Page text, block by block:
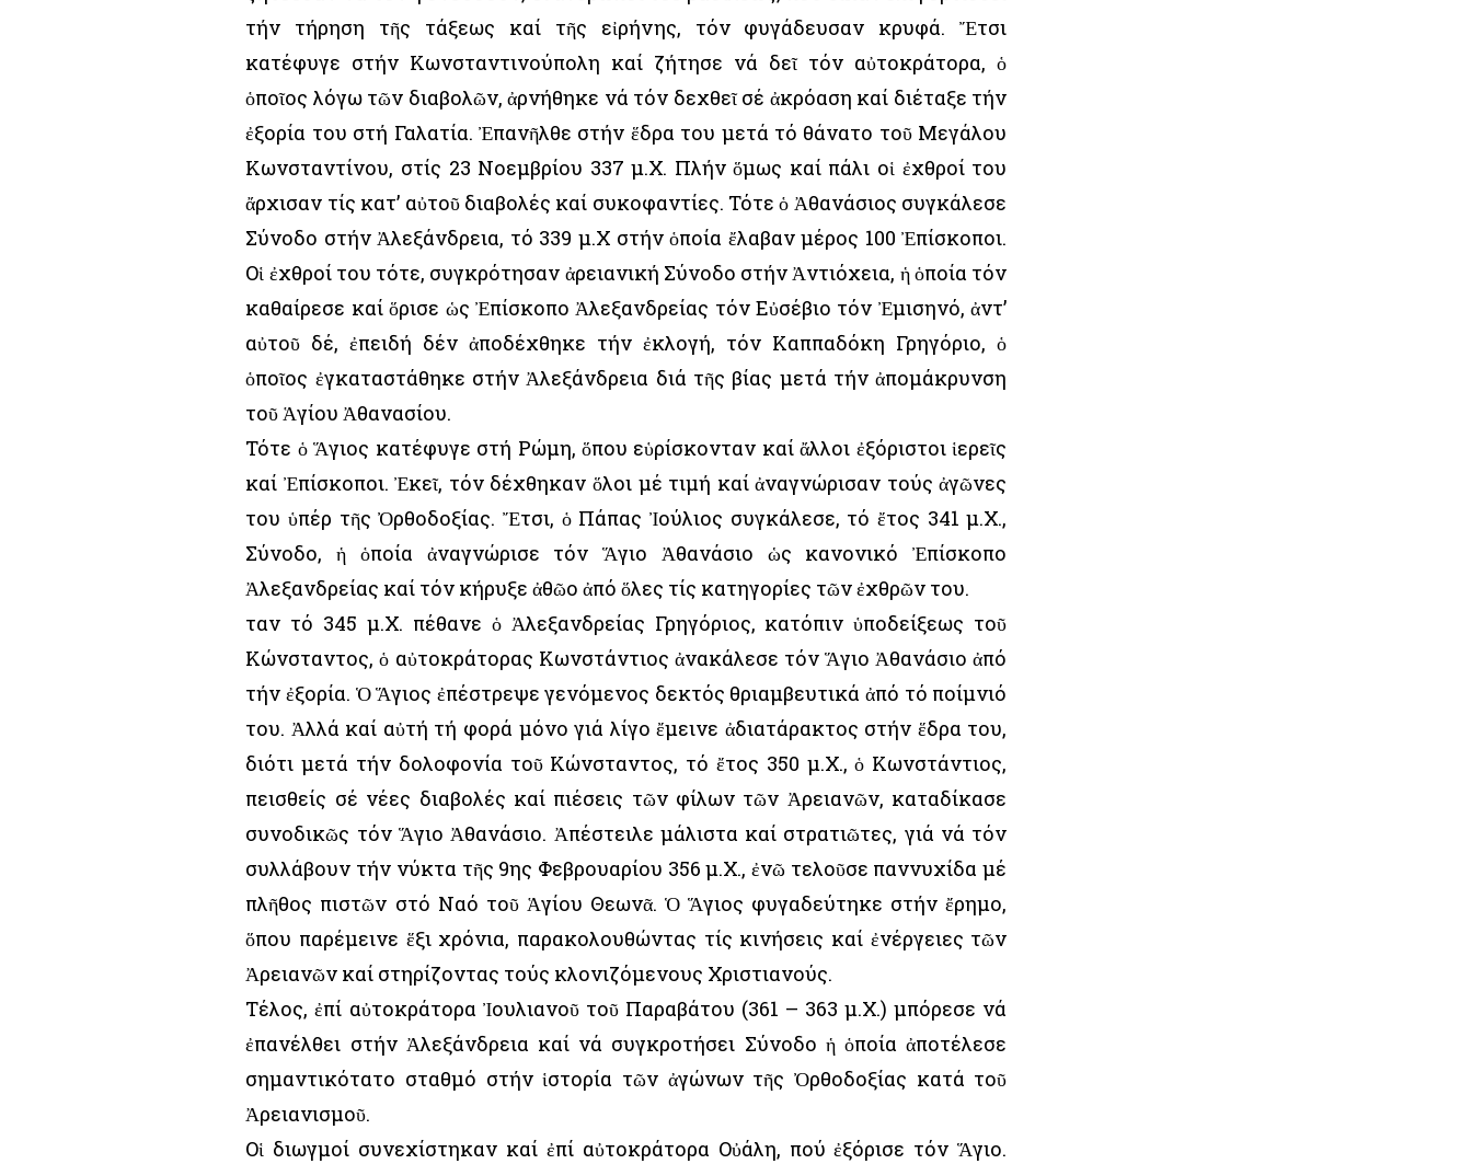
τήν τήρηση τῆς τάξεως καί τῆς εἰρήνης, τόν φυγάδευσαν κρυφά. Ἔτσι
κατέφυγε στήν Κωνσταντινούπολη καί ζήτησε νά δεῖ τόν αὐτοκράτορα, ὁ
ὁποῖος λόγω τῶν διαβολῶν, ἀρνήθηκε νά τόν δεχθεῖ σέ ἀκρόαση καί διέταξε τήν
ἐξορία του στή Γαλατία. Ἐπανῆλθε στήν ἕδρα του μετά τό θάνατο τοῦ Μεγάλου
Κωνσταντίνου, στίς 23 Νοεμβρίου 337 μ.Χ. Πλήν ὅμως καί πάλι οἱ ἐχθροί του
ἄρχισαν τίς κατ’ αὐτοῦ διαβολές καί συκοφαντίες. Τότε ὁ Ἀθανάσιος συγκάλεσε
Σύνοδο στήν Ἀλεξάνδρεια, τό 339 μ.Χ στήν ὁποία ἔλαβαν μέρος 100 Ἐπίσκοποι.
Οἱ ἐχθροί του τότε, συγκρότησαν ἀρειανική Σύνοδο στήν Ἀντιόχεια, ἡ ὁποία τόν
καθαίρεσε καί ὅρισε ὡς Ἐπίσκοπο Ἀλεξανδρείας τόν Εὐσέβιο τόν Ἐμισηνό, ἀντ’
αὐτοῦ δέ, ἐπειδή δέν ἀποδέχθηκε τήν ἐκλογή, τόν Καππαδόκη Γρηγόριο, ὁ
ὁποῖος ἐγκαταστάθηκε στήν Ἀλεξάνδρεια διά τῆς βίας μετά τήν ἀπομάκρυνση
τοῦ Ἁγίου Ἀθανασίου.
Τότε ὁ Ἅγιος κατέφυγε στή Ρώμη, ὅπου εὑρίσκονταν καί ἄλλοι ἐξόριστοι ἱερεῖς
καί Ἐπίσκοποι. Ἐκεῖ, τόν δέχθηκαν ὅλοι μέ τιμή καί ἀναγνώρισαν τούς ἀγῶνες
του ὑπέρ τῆς Ὀρθοδοξίας. Ἔτσι, ὁ Πάπας Ἰούλιος συγκάλεσε, τό ἔτος 341 μ.Χ.,
Σύνοδο, ἡ ὁποία ἀναγνώρισε τόν Ἅγιο Ἀθανάσιο ὡς κανονικό Ἐπίσκοπο
Ἀλεξανδρείας καί τόν κήρυξε ἀθῶο ἀπό ὅλες τίς κατηγορίες τῶν ἐχθρῶν του.
Ὅταν τό 345 μ.Χ. πέθανε ὁ Ἀλεξανδρείας Γρηγόριος, κατόπιν ὑποδείξεως τοῦ
Κώνσταντος, ὁ αὐτοκράτορας Κωνστάντιος ἀνακάλεσε τόν Ἅγιο Ἀθανάσιο ἀπό
τήν ἐξορία. Ὁ Ἅγιος ἐπέστρεψε γενόμενος δεκτός θριαμβευτικά ἀπό τό ποίμνιό
του. Ἀλλά καί αὐτή τή φορά μόνο γιά λίγο ἔμεινε ἀδιατάρακτος στήν ἕδρα του,
διότι μετά τήν δολοφονία τοῦ Κώνσταντος, τό ἔτος 350 μ.Χ., ὁ Κωνστάντιος,
πεισθείς σέ νέες διαβολές καί πιέσεις τῶν φίλων τῶν Ἀρειανῶν, καταδίκασε
συνοδικῶς τόν Ἅγιο Ἀθανάσιο. Ἀπέστειλε μάλιστα καί στρατιῶτες, γιά νά τόν
συλλάβουν τήν νύκτα τῆς 9ης Φεβρουαρίου 356 μ.Χ., ἐνῶ τελοῦσε παννυχίδα μέ
πλῆθος πιστῶν στό Ναό τοῦ Ἁγίου Θεωνᾶ. Ὁ Ἅγιος φυγαδεύτηκε στήν ἔρημο,
ὅπου παρέμεινε ἕξι χρόνια, παρακολουθώντας τίς κινήσεις καί ἐνέργειες τῶν
Ἀρειανῶν καί στηρίζοντας τούς κλονιζόμενους Χριστιανούς.
Τέλος, ἐπί αὐτοκράτορα Ἰουλιανοῦ τοῦ Παραβάτου (361 – 363 μ.Χ.) μπόρεσε νά
ἐπανέλθει στήν Ἀλεξάνδρεια καί νά συγκροτήσει Σύνοδο ἡ ὁποία ἀποτέλεσε
σημαντικότατο σταθμό στήν ἱστορία τῶν ἀγώνων τῆς Ὀρθοδοξίας κατά τοῦ
Ἀρειανισμοῦ.
Οἱ διωγμοί συνεχίστηκαν καί ἐπί αὐτοκράτορα Οὐάλη, πού ἐξόρισε τόν Ἅγιο.